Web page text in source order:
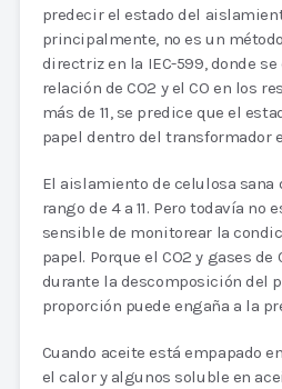
predecir el estado del
principalmente, no es un
directriz en la IEC-599, donde
relación de CO2 y el CO en los
más de 11, se predice que el
papel dentro del transformador
El aislamiento de celulosa sana
rango de 4 a 11. Pero todavía no
sensible de monitorear la
papel. Porque el CO2 y gases
durante la descomposición del
proporción puede engaña a la
Cuando aceite está empapado
el calor y algunos soluble en